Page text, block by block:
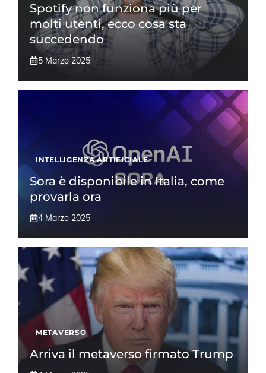
Spotify non funziona più per
molti utenti, ecco cosa sta
succedendo
5 Marzo 2025
INTELLIGENZA ARTIFICIALE
Sora è disponibile in Italia, come
provarla ora
4 Marzo 2025
METAVERSO
Arriva il metaverso firmato Trump